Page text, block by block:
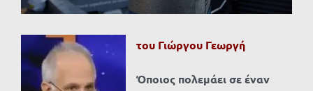
του Γιώργου Γεωργή
Όποιος πολεμάει σε έναν